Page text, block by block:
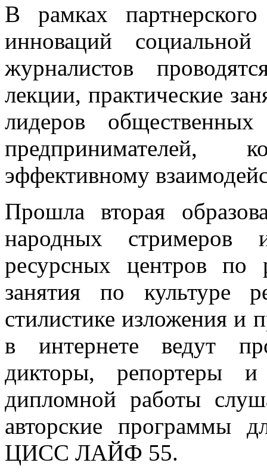
В рамках
инноваций
журналистов
лекции, практические
лидеров
предпринимателей,
эффективному
Прошла вторая
народных
ресурсных центров по
занятия по культуре
стилистике изложения и
в интернете ведут
дикторы, репортеры и
дипломной работы
авторские программы
ЦИСС ЛАЙФ 55.